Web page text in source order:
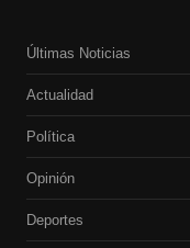
Últimas Noticias
Actualidad
Política
Opinión
Deportes